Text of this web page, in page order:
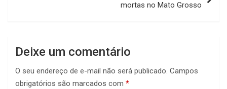
mortas no Mato Grosso
Deixe um comentário
O seu endereço de e-mail não será publicado. Campos
obrigatórios são marcados com *